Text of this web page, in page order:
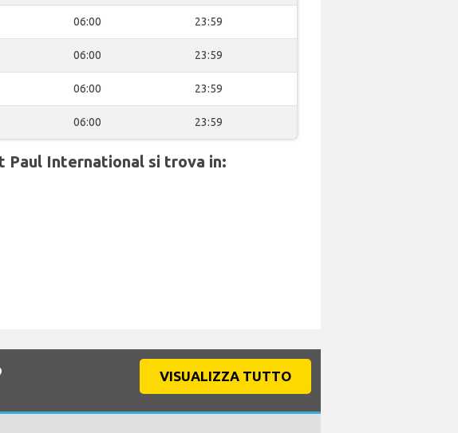
06:00 23:59
06:00 23:59
06:00 23:59
06:00 23:59
Paul International si trova in:
VISUALIZZA TUTTO